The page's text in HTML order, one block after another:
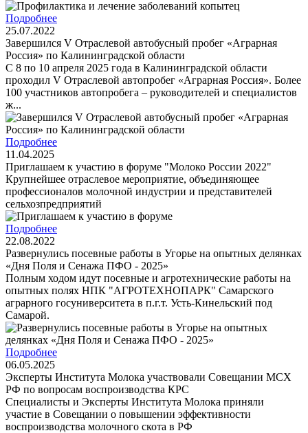
Подробнее
25.07.2022
Завершился V Отраслевой автобусный пробег «Аграрная
Россия» по Калининградской области
С 8 по 10 апреля 2025 года в Калининградской области
проходил V Отраслевой автопробег «Аграрная Россия». Более
100 участников автопробега – руководителей и специалистов
ж...
Подробнее
11.04.2025
Приглашаем к участию в форуме "Молоко России 2022"
Крупнейшее отраслевое мероприятие, объединяющее
профессионалов молочной индустрии и представителей
сельхозпредприятий
Подробнее
22.08.2022
Развернулись посевные работы в Угорье на опытных делянках
«Дня Поля и Сенажа ПФО - 2025»
Полным ходом идут посевные и агротехнические работы на
опытных полях НПК "АГРОТЕХНОПАРК" Самарского
аграрного госуниверситета в п.г.т. Усть-Кинельский под
Самарой.
Подробнее
06.05.2025
Эксперты Института Молока участвовали Совещании МСХ
РФ по вопросам воспроизводства КРС
Специалисты и Эксперты Института Молока приняли
участие в Совещании о повышении эффективности
воспроизводства молочного скота в РФ